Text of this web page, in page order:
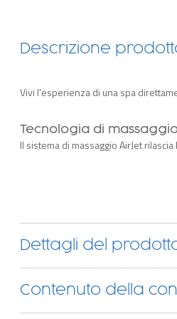
Descrizione
Vivi l'esperienza di una spa
Tecnologia di
Il sistema di massaggio AirJet
La pompa multifunzione esterna
controllo è facilmente raggiungibile
Grazie all'innovativomateriale
Dettagli del
Contenuto della